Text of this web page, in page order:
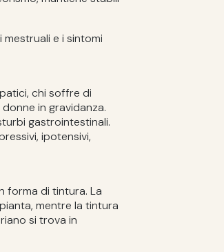
mestruali e i sintomi
chi soffre di
in gravidanza.
gastrointestinali.
ipotensivi,
forma di tintura. La
mentre la tintura
si trova in